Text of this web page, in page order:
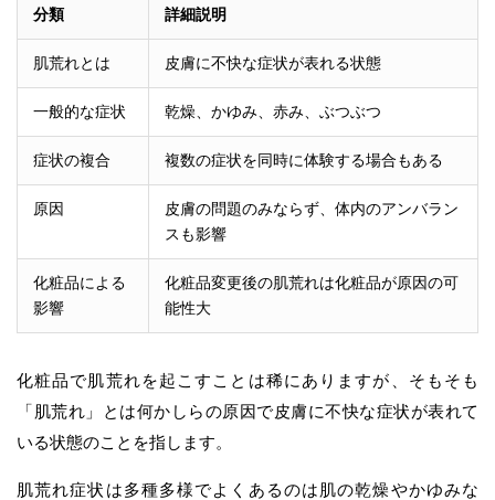
分類 詳細説明
肌荒れとは 皮膚に不快な症状が表れる状態
一般的な症状 乾燥、かゆみ、赤み、ぶつぶつ
症状の複合 複数の症状を同時に体験する場合もある
原因
皮膚の問題のみならず、体内のアンバラン
スも影響
化粧品による
影響
化粧品変更後の肌荒れは化粧品が原因の可
能性大
化粧品で肌荒れを起こすことは稀にありますが、そもそも
「肌荒れ」とは何かしらの原因で皮膚に不快な症状が表れて
いる状態のことを指します。
肌荒れ症状は多種多様でよくあるのは肌の乾燥やかゆみな